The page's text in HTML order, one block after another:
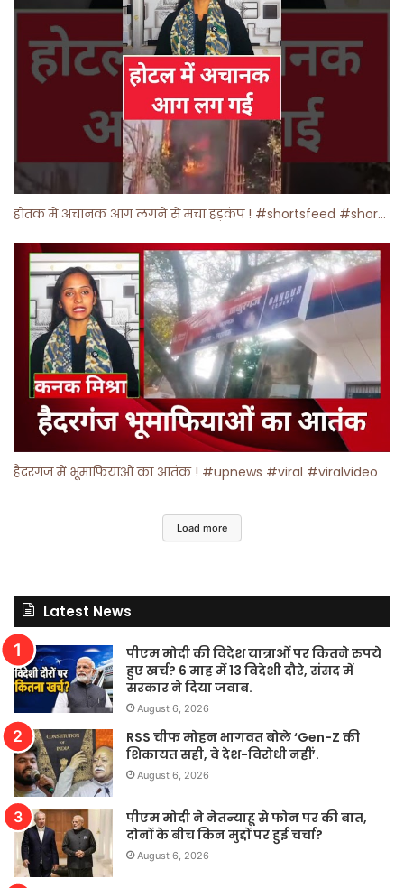
होतक में अचानक आग लगने से मचा हड़कंप ! #shortsfeed #shorts #viralshorts
हैदरगंज में भूमाफियाओं का आतंक ! #upnews #viral #viralvideo
Load more
Latest News
पीएम मोदी की विदेश यात्राओं पर कितने रुपये
हुए खर्च? 6 माह में 13 विदेशी दौरे, संसद में
सरकार ने दिया जवाब.
August 6, 2026
RSS चीफ मोहन भागवत बोले ‘Gen-Z की
शिकायत सही, वे देश-विरोधी नहीं’.
August 6, 2026
पीएम मोदी ने नेतन्याहू से फोन पर की बात,
दोनों के बीच किन मुद्दों पर हुई चर्चा?
August 6, 2026